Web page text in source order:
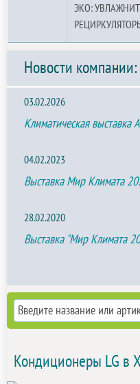
ЭКО:
Новости компании:
03.02.2026
Климатическая выставка
04.02.2023
Выставка Мир Климата
28.02.2020
Выставка "Мир Климата
Кондиционеры LG в